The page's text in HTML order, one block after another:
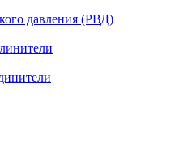
давления (РВД)